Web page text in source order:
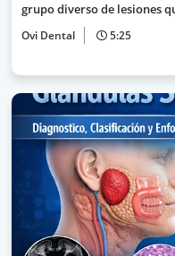
grupo diverso de lesiones
Ovi Dental 5:25